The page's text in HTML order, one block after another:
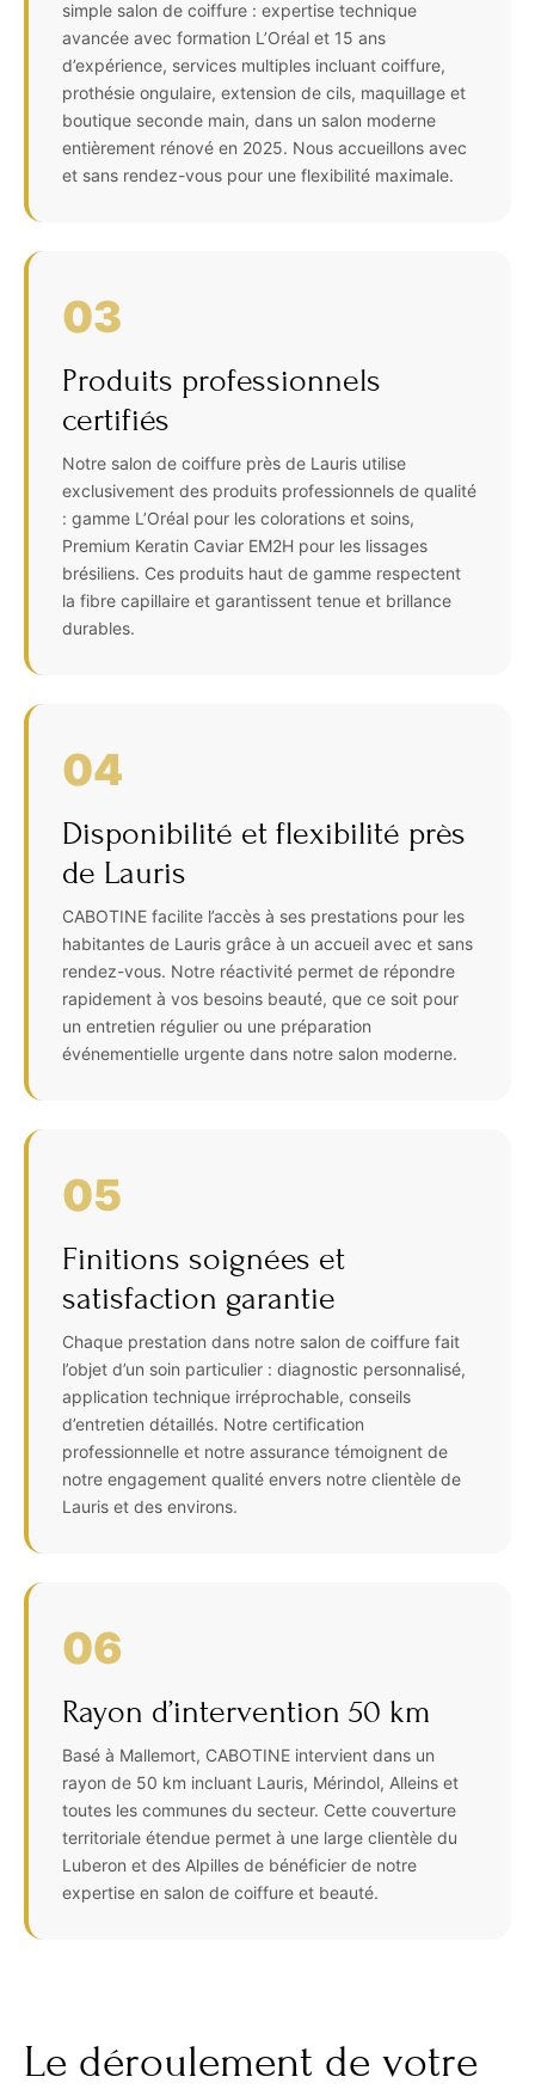
simple salon de coiffure : expertise technique
avancée avec formation L’Oréal et 15 ans
d’expérience, services multiples incluant coiffure,
prothésie ongulaire, extension de cils, maquillage et
boutique seconde main, dans un salon moderne
entièrement rénové en 2025. Nous accueillons avec
et sans rendez-vous pour une flexibilité maximale.
03
Produits professionnels
certifiés
Notre salon de coiffure près de Lauris utilise
exclusivement des produits professionnels de qualité
: gamme L’Oréal pour les colorations et soins,
Premium Keratin Caviar EM2H pour les lissages
brésiliens. Ces produits haut de gamme respectent
la fibre capillaire et garantissent tenue et brillance
durables.
04
Disponibilité et flexibilité près
de Lauris
CABOTINE facilite l’accès à ses prestations pour les
habitantes de Lauris grâce à un accueil avec et sans
rendez-vous. Notre réactivité permet de répondre
rapidement à vos besoins beauté, que ce soit pour
un entretien régulier ou une préparation
événementielle urgente dans notre salon moderne.
05
Finitions soignées et
satisfaction garantie
Chaque prestation dans notre salon de coiffure fait
l’objet d’un soin particulier : diagnostic personnalisé,
application technique irréprochable, conseils
d’entretien détaillés. Notre certification
professionnelle et notre assurance témoignent de
notre engagement qualité envers notre clientèle de
Lauris et des environs.
06
Rayon d’intervention 50 km
Basé à Mallemort, CABOTINE intervient dans un
rayon de 50 km incluant Lauris, Mérindol, Alleins et
toutes les communes du secteur. Cette couverture
territoriale étendue permet à une large clientèle du
Luberon et des Alpilles de bénéficier de notre
expertise en salon de coiffure et beauté.
Le déroulement de votre